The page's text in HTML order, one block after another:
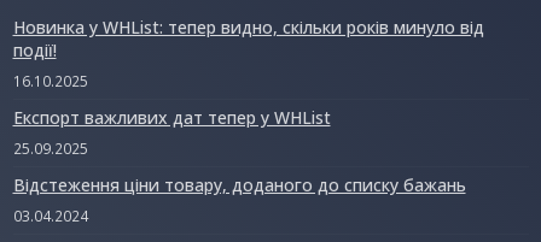
Новинка у WHList: тепер видно, скільки років минуло від
події!
16.10.2025
Експорт важливих дат тепер у WHList
25.09.2025
Відстеження ціни товару, доданого до списку бажань
03.04.2024